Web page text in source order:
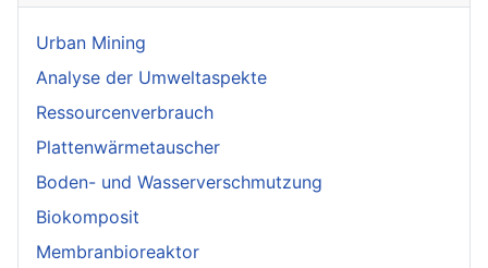
Urban Mining
Analyse der Umweltaspekte
Ressourcenverbrauch
Plattenwärmetauscher
Boden- und Wasserverschmutzung
Biokomposit
Membranbioreaktor